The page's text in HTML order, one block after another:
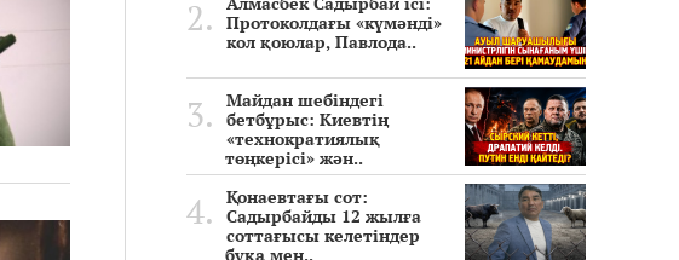
Протоколдағы «күмәнді»
кол қоюлар, Павлода..
Майдан шебіндегі
бетбұрыс: Киевтің
«технократиялық
төңкерісі» жән..
Қонаевтағы сот:
Садырбайды 12 жылға
соттағысы келетіндер
бұқа мен..